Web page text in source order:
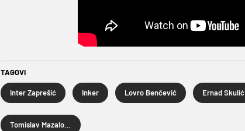
TAGOVI
Inter Zaprešić Inker Lovro Benčević Ernad Skulić
Tomislav Mazalović